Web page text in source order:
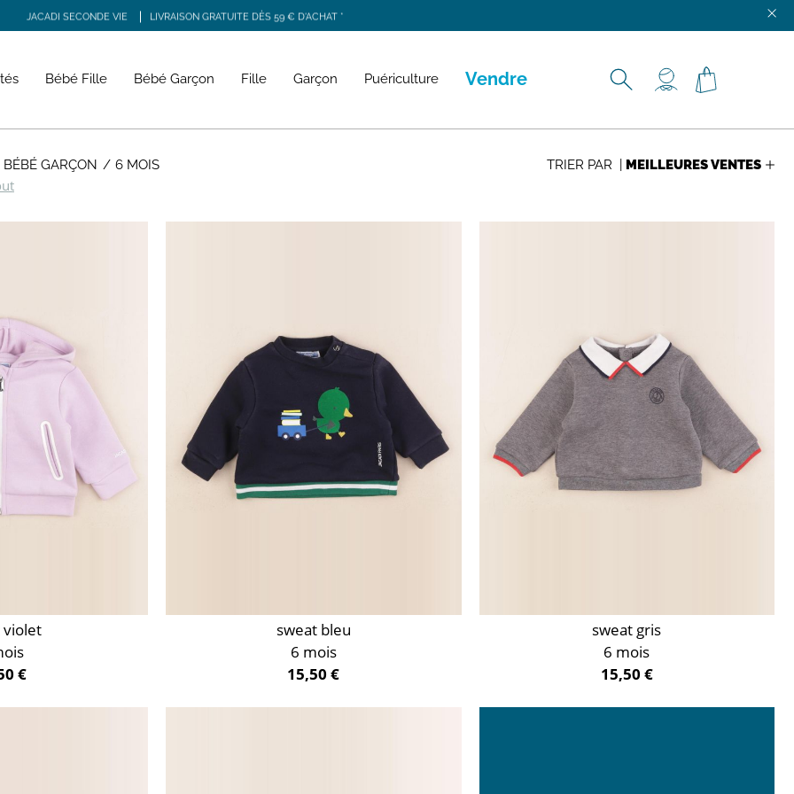
JACADI SECONDE VIE
LIVRAISON GRATUITE DÈS 59 € D'ACHAT *
BORDEAUX, CAEN, PARIS COMMERCE, PARIS COURCELLES, PARIS TRONCHET, RENNES, ROUEN, TROYES ET VERSAILLES.
Bébé Fille Bébé Garçon Fille Garçon Puériculture Vendre
TRIER PAR |
GARÇON 6 MOIS
violet
€
sweat bleu
6 mois
15,50 €
sweat gris
6 mois
15,50 €